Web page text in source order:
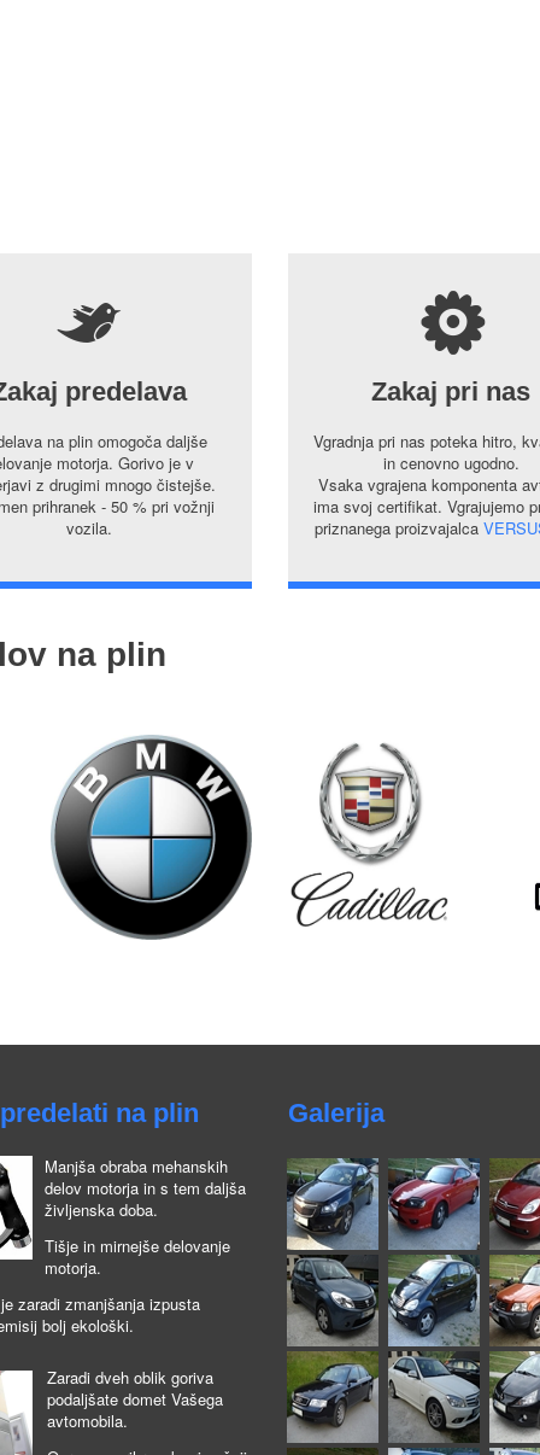
5
predelava
na plin omogoča daljše
motorja. Gorivo je v
z drugimi mnogo čistejše.
prihranek - 50 % pri vožnji
vozila.
s
Zakaj pri nas
Vgradnja pri nas poteka hitro,
in cenovno ugodno.
Vsaka vgrajena komponenta
ima svoj certifikat. Vgrajujemo
priznanega proizvajalca
na plin
na plin
Manjša obraba mehanskih
delov motorja in s tem daljša
življenska doba.
Tišje in mirnejše delovanje
motorja.
zaradi zmanjšanja izpusta
bolj ekološki.
Zaradi dveh oblik goriva
podaljšate domet Vašega
avtomobila.
Galerija